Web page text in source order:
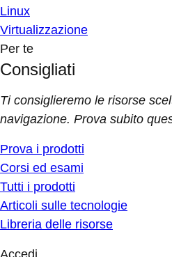
Linux
Virtualizzazione
Per te
Consigliati
Ti consiglieremo le risorse
navigazione. Prova subito
Prova i prodotti
Corsi ed esami
Tutti i prodotti
Articoli sulle tecnologie
Libreria delle risorse
Accedi